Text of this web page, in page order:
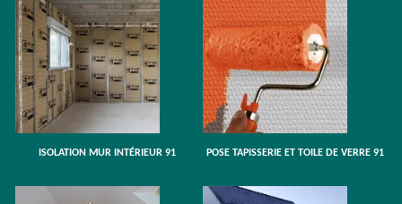
ISOLATION MUR INTÉRIEUR 91 POSE TAPISSERIE ET TOILE DE VERRE 91